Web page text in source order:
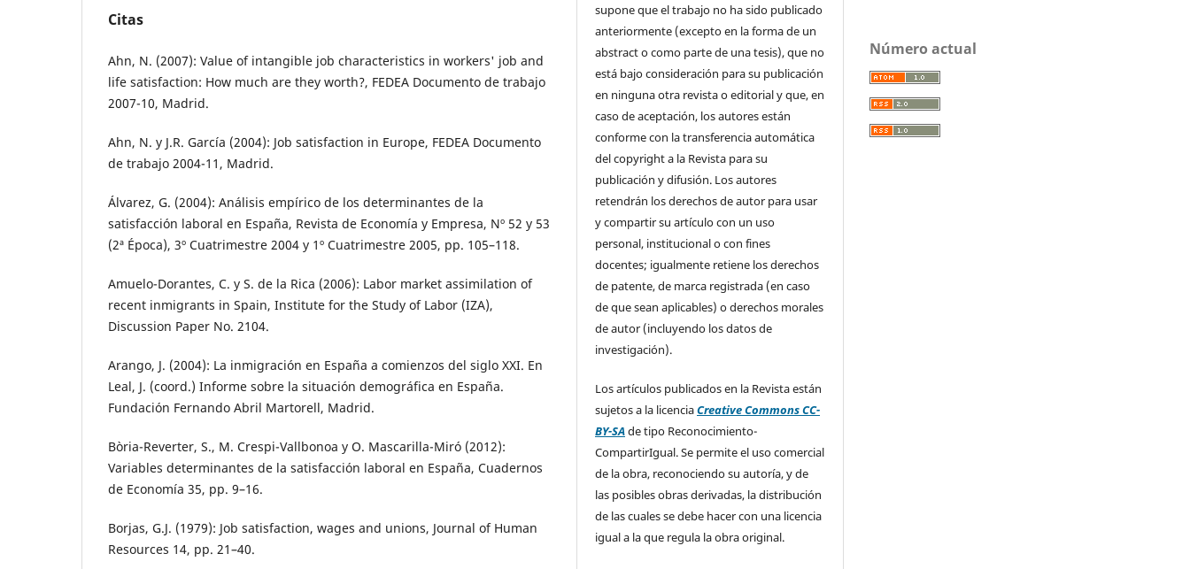
Citas
Ahn, N. (2007): Value of intangible job characteristics in workers' job and
life satisfaction: How much are they worth?, FEDEA Documento de trabajo
2007-10, Madrid.
Ahn, N. y J.R. García (2004): Job satisfaction in Europe, FEDEA Documento
de trabajo 2004-11, Madrid.
Álvarez, G. (2004): Análisis empírico de los determinantes de la
satisfacción laboral en España, Revista de Economía y Empresa, Nº 52 y 53
(2ª Época), 3º Cuatrimestre 2004 y 1º Cuatrimestre 2005, pp. 105–118.
Amuelo-Dorantes, C. y S. de la Rica (2006): Labor market assimilation of
recent inmigrants in Spain, Institute for the Study of Labor (IZA),
Discussion Paper No. 2104.
Arango, J. (2004): La inmigración en España a comienzos del siglo XXI. En
Leal, J. (coord.) Informe sobre la situación demográfica en España.
Fundación Fernando Abril Martorell, Madrid.
Bòria-Reverter, S., M. Crespi-Vallbonoa y O. Mascarilla-Miró (2012):
Variables determinantes de la satisfacción laboral en España, Cuadernos
de Economía 35, pp. 9–16.
Borjas, G.J. (1979): Job satisfaction, wages and unions, Journal of Human
Resources 14, pp. 21–40.
supone que el trabajo no ha sido publicado
anteriormente (excepto en la forma de un
abstract o como parte de una tesis), que no
está bajo consideración para su publicación
en ninguna otra revista o editorial y que, en
caso de aceptación, los autores están
conforme con la transferencia automática
del copyright a la Revista para su
publicación y difusión. Los autores
retendrán los derechos de autor para usar
y compartir su artículo con un uso
personal, institucional o con fines
docentes; igualmente retiene los derechos
de patente, de marca registrada (en caso
de que sean aplicables) o derechos morales
de autor (incluyendo los datos de
investigación).
Los artículos publicados en la Revista están
sujetos a la licenciaCreative Commons CC-
BY-SAde tipo Reconocimiento-
CompartirIgual. Se permite el uso comercial
de la obra, reconociendo su autoría, y de
las posibles obras derivadas, la distribución
de las cuales se debe hacer con una licencia
igual a la que regula la obra original.
Número actual